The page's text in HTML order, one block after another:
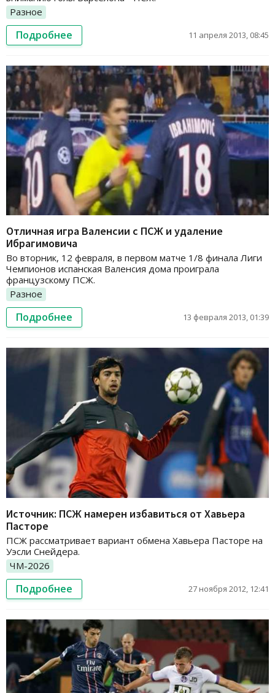
Разное
Подробнее 11 апреля 2013, 08:45
Отличная игра Валенсии с ПСЖ и удаление
Ибрагимовича
Во вторник, 12 февраля, в первом матче 1/8 финала Лиги
Чемпионов испанская Валенсия дома проиграла
французскому ПСЖ.
Разное
Подробнее 13 февраля 2013, 01:39
Источник: ПСЖ намерен избавиться от Хавьера
Пасторе
ПСЖ рассматривает вариант обмена Хавьера Пасторе на
Уэсли Снейдера.
ЧМ-2026
Подробнее 27 ноября 2012, 12:41